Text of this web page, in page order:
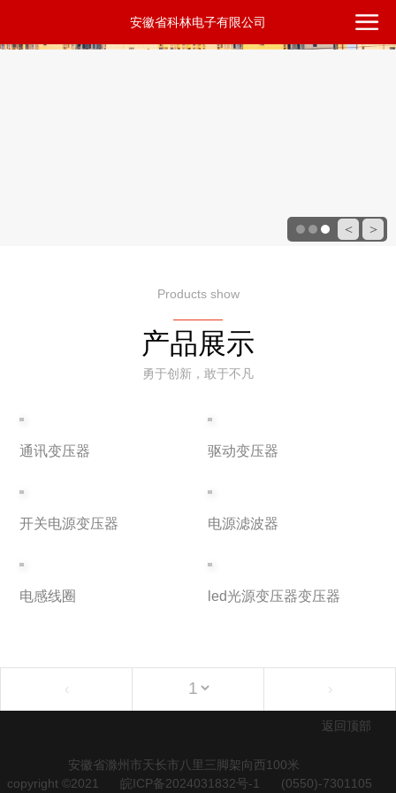
>
<
安徽省科林电子有限公司
Products show
————
产品展示
勇于创新，敢于不凡
通讯变压器 驱动变压器
开关电源变压器 电源滤波器
电感线圈 led光源变压器变压器
‹ ›
返回顶部
安徽省滁州市天长市八里三脚架向西100米
copyright ©2021
皖ICP备2024031832号-1 (0550)-7301105